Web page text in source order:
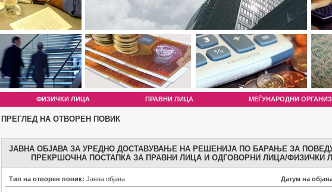
ФИЗИЧКИ ЛИЦА ПРАВНИ ЛИЦА МЕЃУНАРОДНИ
ПРЕГЛЕД НА ОТВОРЕН ПОВИК
ЈАВНА ОБЈАВА ЗА УРЕДНО ДОСТАВУВАЊЕ НА РЕШЕНИЈА ПО БАРАЊЕ ЗА
ПРЕКРШОЧНА ПОСТАПКА ЗА ПРАВНИ ЛИЦА И ОДГОВОРНИ ЛИЦА/ФИЗИЧКИ
Тип на отворен повик: Јавна објава Датум на